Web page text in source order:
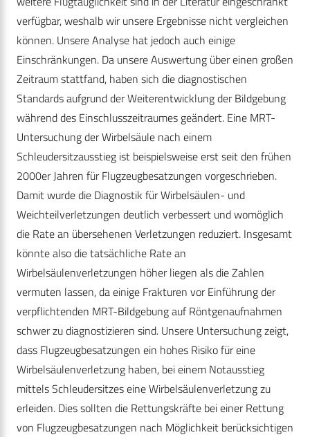
verfügbar, weshalb wir unsere Ergebnisse nicht vergleichen
können. Unsere Analyse hat jedoch auch einige
Einschränkungen. Da unsere Auswertung über einen großen
Zeitraum stattfand, haben sich die diagnostischen
Standards aufgrund der Weiterentwicklung der Bildgebung
während des Einschlusszeitraumes geändert. Eine MRT-
Untersuchung der Wirbelsäule nach einem
Schleudersitzausstieg ist beispielsweise erst seit den frühen
2000er Jahren für Flugzeugbesatzungen vorgeschrieben.
Damit wurde die Diagnostik für Wirbelsäulen- und
Weichteilverletzungen deutlich verbessert und womöglich
die Rate an übersehenen Verletzungen reduziert. Insgesamt
könnte also die tatsächliche Rate an
Wirbelsäulenverletzungen höher liegen als die Zahlen
vermuten lassen, da einige Frakturen vor Einführung der
verpflichtenden MRT-Bildgebung auf Röntgenaufnahmen
schwer zu diagnostizieren sind. Unsere Untersuchung zeigt,
dass Flugzeugbesatzungen ein hohes Risiko für eine
Wirbelsäulenverletzung haben, bei einem Notausstieg
mittels Schleudersitzes eine Wirbelsäulenverletzung zu
erleiden. Dies sollten die Rettungskräfte bei einer Rettung
von Flugzeugbesatzungen nach Möglichkeit berücksichtigen